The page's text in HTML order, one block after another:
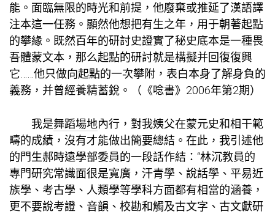
能。面臨無限的時光和前提，他廢棄或推延了漢語譯
注本這一任務。顯然他想把有生之年，用于朝著起點
的攀緣。既然百年的研討史證實了秘史底本是一種畏
吾體蒙文本，那么起點的研討就是構擬并回復復興
它……他只做向起點的一次攀附，表白本身了解身負的
義務，并曾經養精蓄銳。（《唸書》2006年第2期）
我是舞蹈場地內行，對我姨父在蒙元史和相干範
疇的成績，沒有才能做出簡要總結。在此，我引述他
的門生郝時遠學部委員的一段話作結：“林沉教員的
專門研究常識面很是寬廣，汗青學、說話學、平易近
族學、考古學、人類學等學科方面都有相當的涵養，
更不要說考證、音韻、校勘和觸及古文字、古文獻研